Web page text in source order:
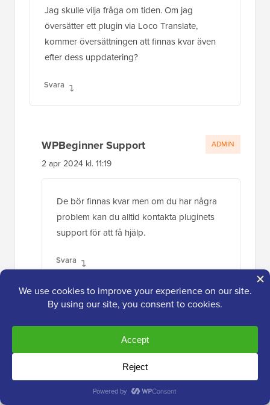
Jag skulle vilja fråga om tiden. Om jag
översätter ett plugin via Loco Translate,
kommer översättningen att finnas kvar även
efter dess uppdatering?
Svara
WPBeginner Support
2 apr 2024 kl. 11:19
De bör finnas kvar men om du har några
problem kan du alltid kontakta pluginets
support för att få hjälp.
Svara
ADMIN
2 apr. 2024 kl. 11:22
jag var bara orolig för att